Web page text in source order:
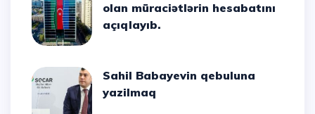
olan müraciətlərin hesabatını
açıqlayıb.
Sahil Babayevin qebuluna
yazilmaq